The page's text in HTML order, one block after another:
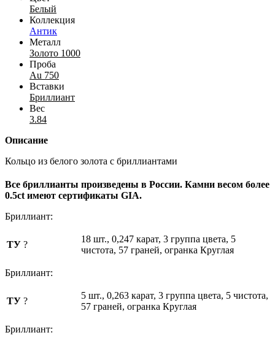
Белый
Коллекция
Антик
Металл
Золото 1000
Проба
Au 750
Вставки
Бриллиант
Вес
3.84
Описание
Кольцо из белого золота с бриллиантами
Все бриллианты произведены в России. Камни весом более
0.5ct имеют сертификаты GIA.
Бриллиант:
ТУ ?
18 шт., 0,247 карат, 3 группа цвета, 5
чистота, 57 граней, огранка Круглая
Бриллиант:
ТУ ?
5 шт., 0,263 карат, 3 группа цвета, 5 чистота,
57 граней, огранка Круглая
Бриллиант: